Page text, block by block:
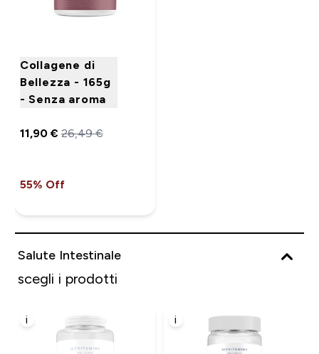
Collagene di
Bellezza - 165g
- Senza aroma
11,90 €‎26,49 €‎
55% Off
Salute Intestinale
scegli i prodotti
i i